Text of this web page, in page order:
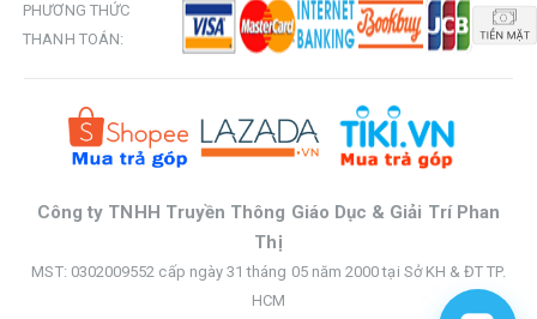
PHƯƠNG THỨC
THANH TOÁN:
Công ty TNHH Truyền Thông Giáo Dục & Giải Trí Phan
Thị
MST: 0302009552 cấp ngày 31 tháng 05 năm 2000 tại Sở KH & ĐT TP.
HCM